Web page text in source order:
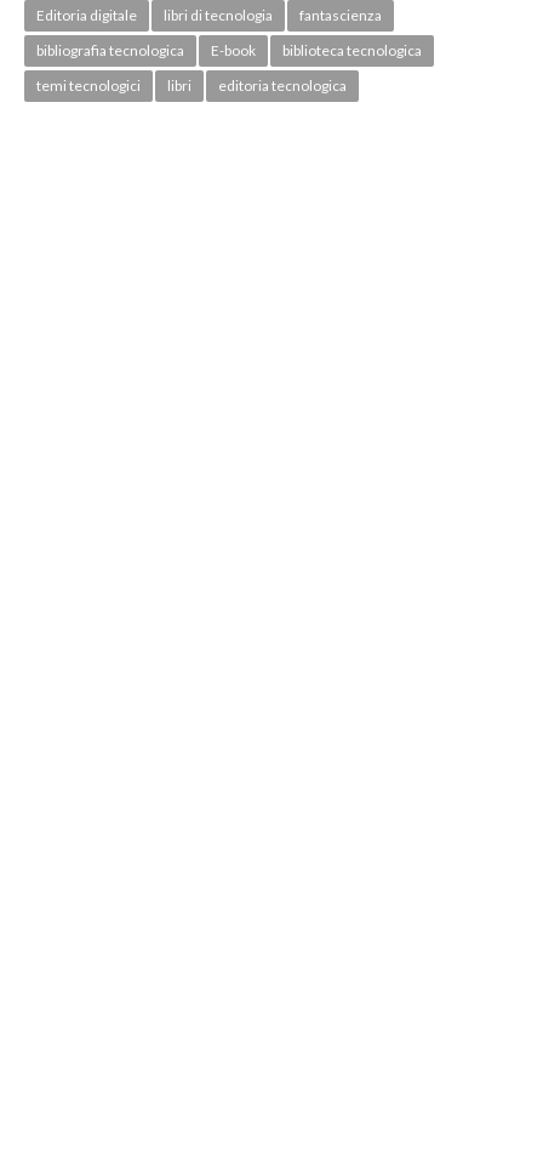
Editoria digitale
libri di tecnologia
fantascienza
bibliografia tecnologica
E-book
biblioteca tecnologica
temi tecnologici
libri editoria tecnologica